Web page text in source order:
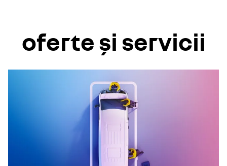
oferte și servicii